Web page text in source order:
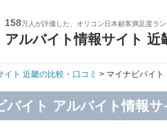
158万人が評価した、オリコン日本顧客満足度ラ
アルバイト情報サイト 近
イト 近畿の比較・口コミ > マイナビバイト
バイト アルバイト情報